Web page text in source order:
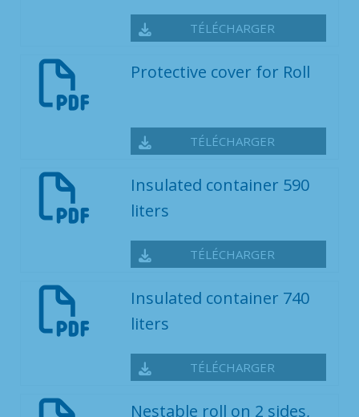
TÉLÉCHARGER
Protective cover for Roll
TÉLÉCHARGER
Insulated container 590
liters
TÉLÉCHARGER
Insulated container 740
liters
TÉLÉCHARGER
Nestable roll on 2 sides,